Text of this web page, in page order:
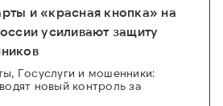
и «красная кнопка» на
усиливают защиту
Госуслуги и мошенники:
новый контроль за